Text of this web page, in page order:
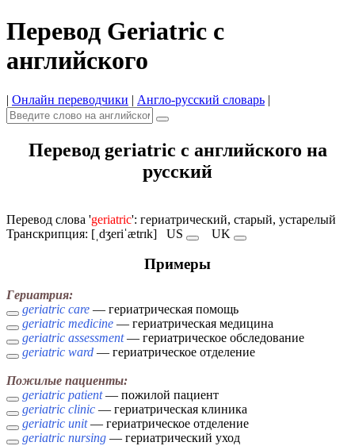
Перевод Geriatric с
английского
| Онлайн переводчики | Англо-русский словарь |
Перевод geriatric с английского на
русский
Перевод слова 'geriatric': гериатрический, старый, устарелый
Транскрипция: [ˌdʒeriˈætrɪk] US UK
Примеры
Гериатрия:
geriatric care — гериатрическая помощь
geriatric medicine — гериатрическая медицина
geriatric assessment— гериатрическое обследование
geriatric ward — гериатрическое отделение
Пожилые пациенты:
geriatric patient— пожилой пациент
geriatric clinic — гериатрическая клиника
geriatric unit— гериатрическое отделение
geriatric nursing — гериатрический уход